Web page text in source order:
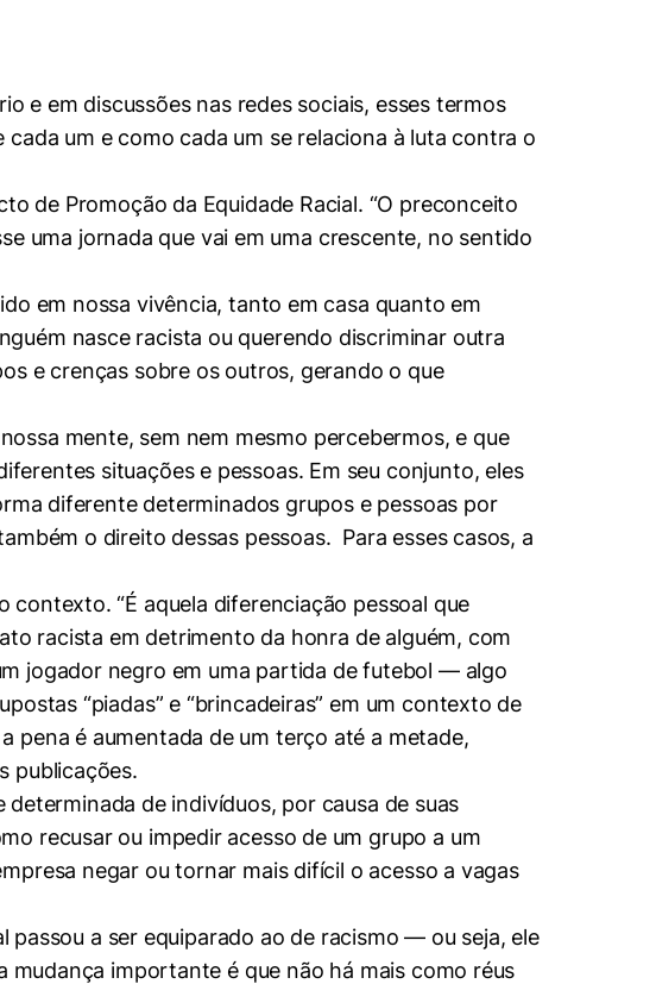
e em discussões nas redes sociais, esses termos
um e como cada um se relaciona à luta contra o
de Promoção da Equidade Racial. “O preconceito
uma jornada que vai em uma crescente, no sentido
em nossa vivência, tanto em casa quanto em
nasce racista ou querendo discriminar outra
e crenças sobre os outros, gerando o que
mente, sem nem mesmo percebermos, e que
situações e pessoas. Em seu conjunto, eles
diferente determinados grupos e pessoas por
o direito dessas pessoas. Para esses casos, a
“É aquela diferenciação pessoal que
racista em detrimento da honra de alguém, com
jogador negro em uma partida de futebol — algo
“piadas” e “brincadeiras” em um contexto de
pena é aumentada de um terço até a metade,
publicações.
de indivíduos, por causa de suas
recusar ou impedir acesso de um grupo a um
negar ou tornar mais difícil o acesso a vagas
a ser equiparado ao de racismo — ou seja, ele
mudança importante é que não há mais como réus